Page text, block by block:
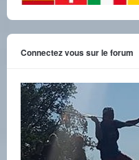
Connectez vous sur le forum